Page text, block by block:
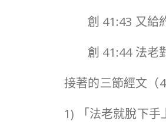
創 41:43 又給
創 41:44 法老
接著的三節經文（
1) 「法老就脫下手